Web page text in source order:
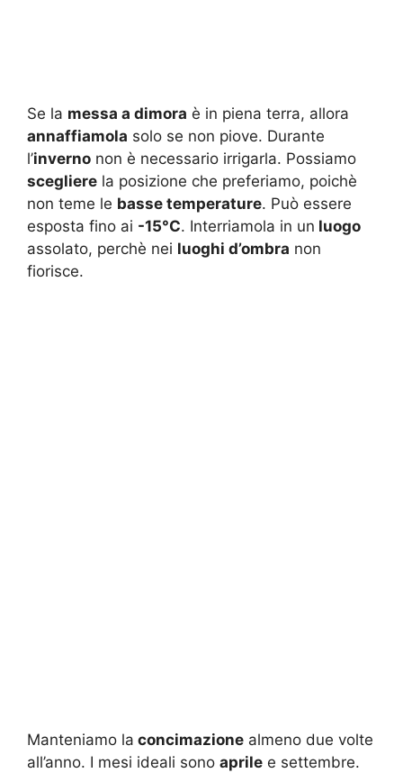
Se la messa a dimora è in piena terra, allora
annaffiamola solo se non piove. Durante
l’inverno non è necessario irrigarla. Possiamo
scegliere la posizione che preferiamo, poichè
non teme le basse temperature. Può essere
esposta fino ai -15°C. Interriamola in un luogo
assolato, perchè nei luoghi d’ombra non
fiorisce.
Manteniamo la concimazione almeno due volte
all’anno. I mesi ideali sono aprile e settembre.